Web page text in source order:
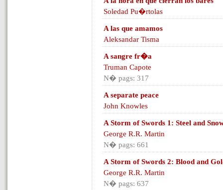
Soledad Pu�rtolas
A las que amamos
Aleksandar Tisma
A sangre fr�a
Truman Capote
N� pags: 317
A separate peace
John Knowles
A Storm of Swords 1: Steel and
George R.R. Martin
N� pags: 661
A Storm of Swords 2: Blood and
George R.R. Martin
N� pags: 637